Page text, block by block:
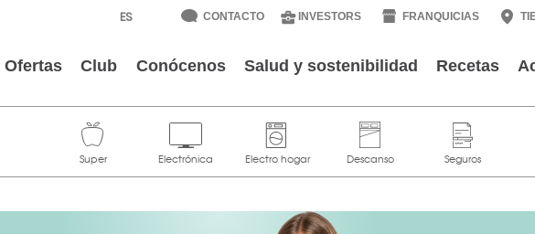
CONTACTO INVESTORS FRANQUICIAS
Ofertas Club Conócenos Salud y sostenibilidad Recetas